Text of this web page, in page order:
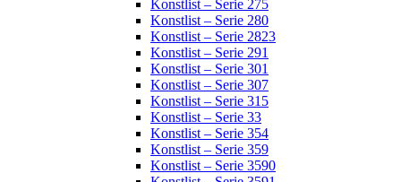
Konstlist – Serie 275
Konstlist – Serie 280
Konstlist – Serie 2823
Konstlist – Serie 291
Konstlist – Serie 301
Konstlist – Serie 307
Konstlist – Serie 315
Konstlist – Serie 33
Konstlist – Serie 354
Konstlist – Serie 359
Konstlist – Serie 3590